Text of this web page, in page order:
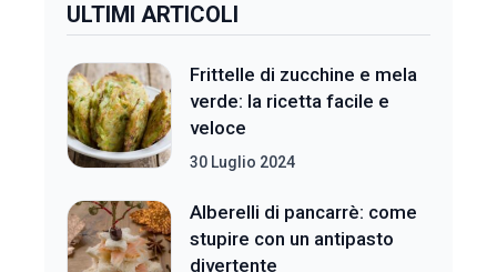
ULTIMI ARTICOLI
Frittelle di zucchine e mela
verde: la ricetta facile e
veloce
30 Luglio 2024
Alberelli di pancarrè: come
stupire con un antipasto
divertente